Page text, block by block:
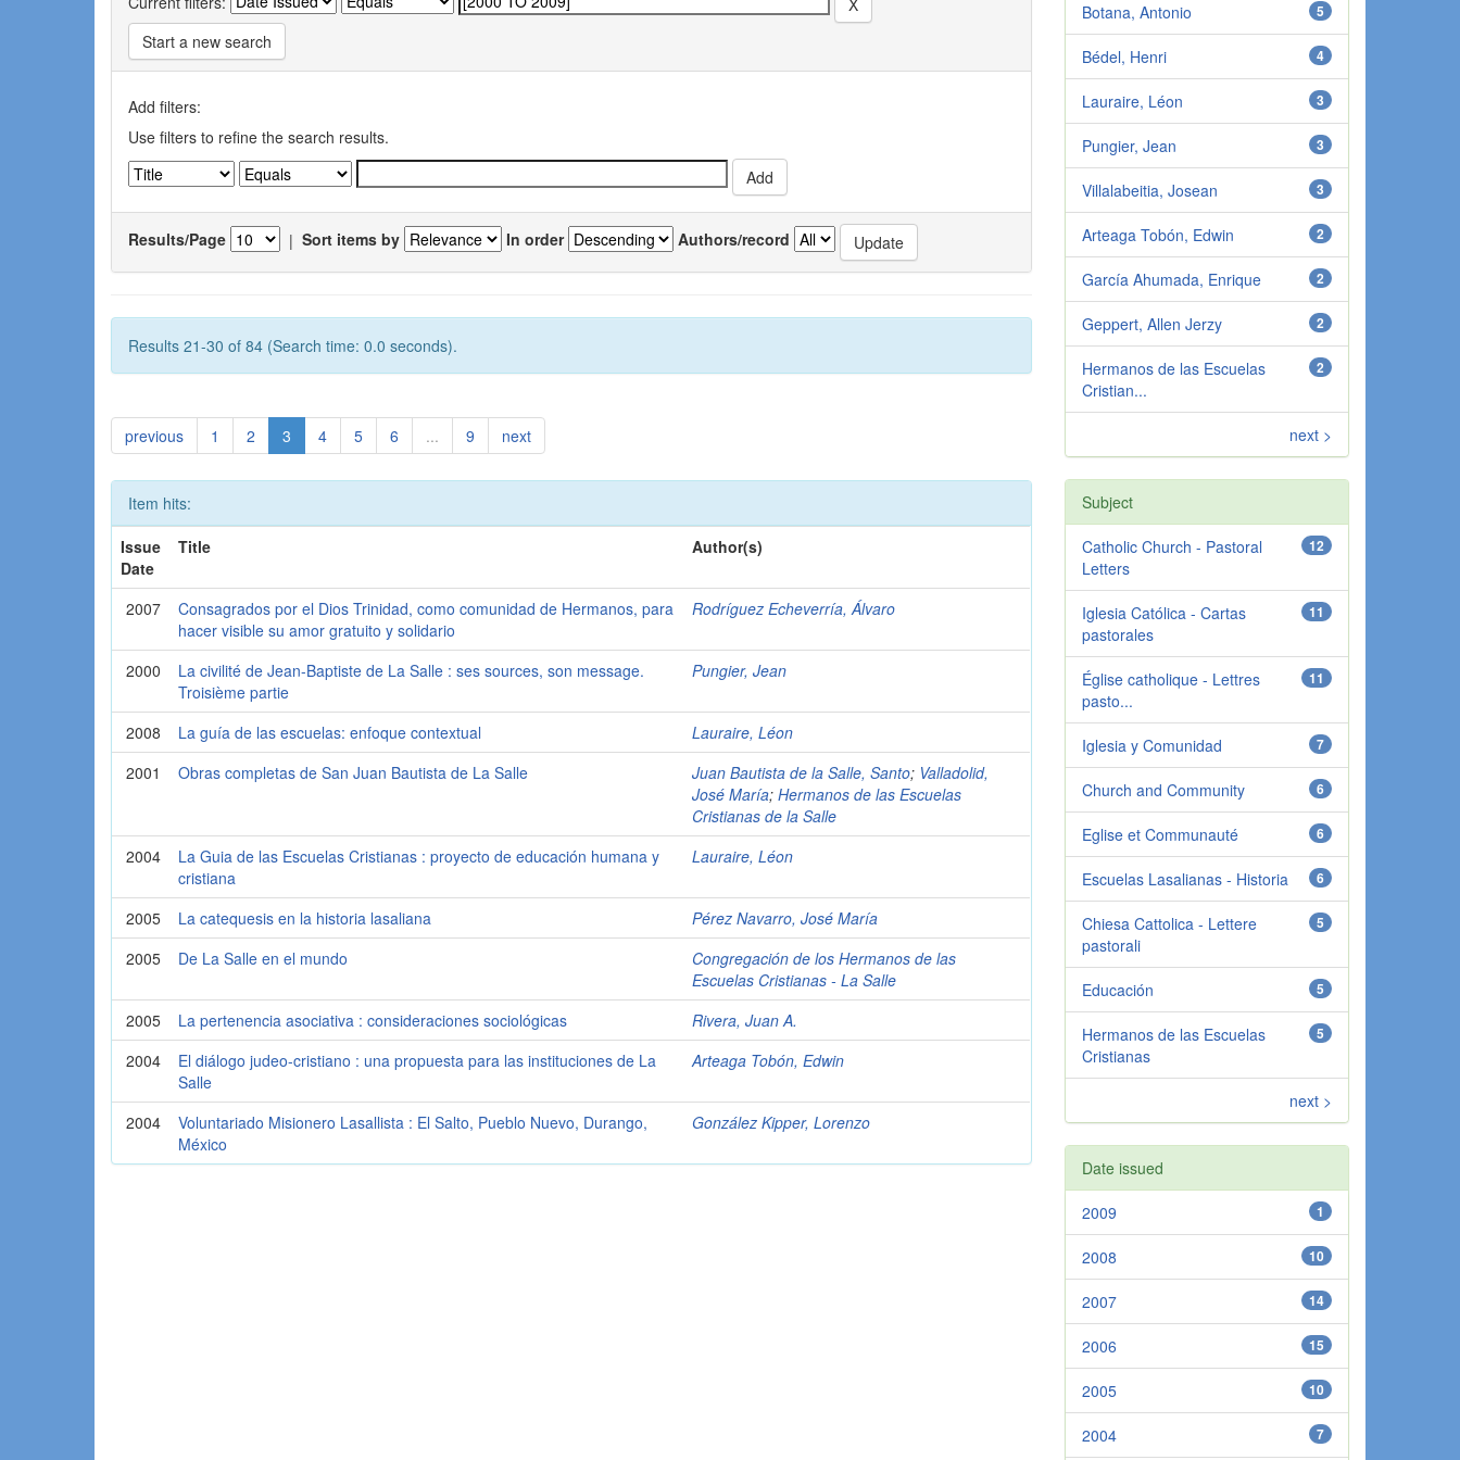
Start a new search
Add filters:
Use filters to refine the search results.
Results/Page | Sort items by In order Authors/record
Results 21-30 of 84 (Search time: 0.0 seconds).
previous 1 2 3 4 5 6 ... 9 next
Item hits:
Issue
Date
Title Author(s)
2007
Consagrados por el Dios Trinidad, como comunidad de Hermanos, para
hacer visible su amor gratuito y solidario
Rodríguez Echeverría, Álvaro
2000
La civilité de Jean-Baptiste de La Salle : ses sources, son message.
Troisième partie
Pungier, Jean
2008 La guía de las escuelas: enfoque contextual
Lauraire, Léon
2001
Obras completas de San Juan Bautista de La Salle Juan Bautista de la Salle, Santo; Valladolid,
José María;Hermanos de las Escuelas
Cristianas de la Salle
2004
La Guia de las Escuelas Cristianas : proyecto de educación humana y
cristiana
Lauraire, Léon
2005 La catequesis en la historia lasaliana
Pérez Navarro, José María
2005
De La Salle en el mundo
Congregación de los Hermanos de las
Escuelas Cristianas - La Salle
2005
La pertenencia asociativa : consideraciones sociológicas
Rivera, Juan A.
2004
El diálogo judeo-cristiano : una propuesta para las instituciones de La
Salle
Arteaga Tobón, Edwin
2004
Voluntariado Misionero Lasallista : El Salto, Pueblo Nuevo, Durango,
México
González Kipper, Lorenzo
5
Botana, Antonio
4
Bédel, Henri
3
Lauraire, Léon
3
Pungier, Jean
3
Villalabeitia, Josean
2
Arteaga Tobón, Edwin
2
García Ahumada, Enrique
2
Geppert, Allen Jerzy
2
Hermanos de las Escuelas
Cristian...
next >
Subject
12
Catholic Church - Pastoral
Letters
11
Iglesia Católica - Cartas
pastorales
11
Église catholique - Lettres
pasto...
7
Iglesia y Comunidad
6
Church and Community
6
Eglise et Communauté
6
Escuelas Lasalianas - Historia
5
Chiesa Cattolica - Lettere
pastorali
5
Educación
5
Hermanos de las Escuelas
Cristianas
next >
Date issued
1
2009
10
2008
14
2007
15
2006
10
2005
7
2004